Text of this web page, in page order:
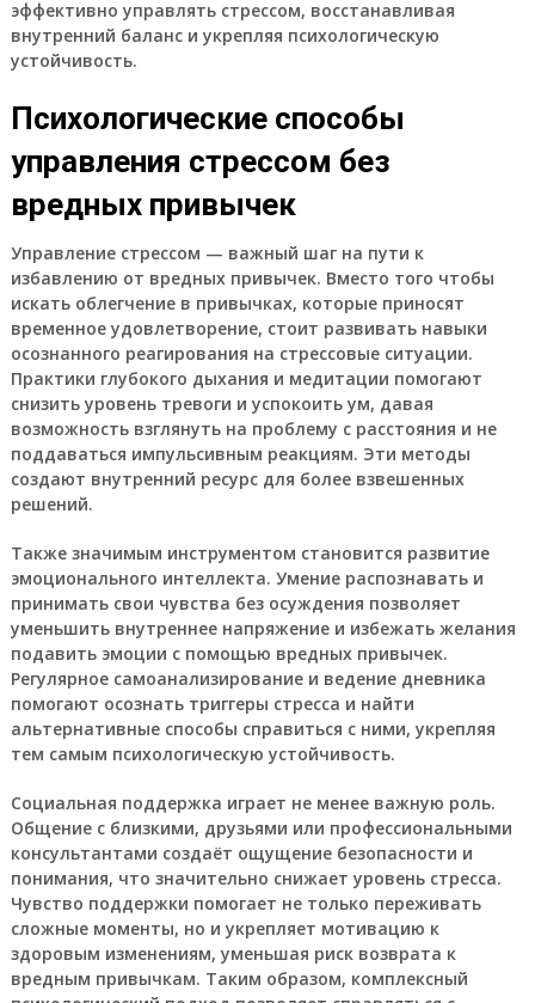
эффективно управлять стрессом, восстанавливая
внутренний баланс и укрепляя психологическую
устойчивость.
Психологические способы
управления стрессом без
вредных привычек
Управление стрессом — важный шаг на пути к
избавлению от вредных привычек. Вместо того чтобы
искать облегчение в привычках, которые приносят
временное удовлетворение, стоит развивать навыки
осознанного реагирования на стрессовые ситуации.
Практики глубокого дыхания и медитации помогают
снизить уровень тревоги и успокоить ум, давая
возможность взглянуть на проблему с расстояния и не
поддаваться импульсивным реакциям. Эти методы
создают внутренний ресурс для более взвешенных
решений.
Также значимым инструментом становится развитие
эмоционального интеллекта. Умение распознавать и
принимать свои чувства без осуждения позволяет
уменьшить внутреннее напряжение и избежать желания
подавить эмоции с помощью вредных привычек.
Регулярное самоанализирование и ведение дневника
помогают осознать триггеры стресса и найти
альтернативные способы справиться с ними, укрепляя
тем самым психологическую устойчивость.
Социальная поддержка играет не менее важную роль.
Общение с близкими, друзьями или профессиональными
консультантами создаёт ощущение безопасности и
понимания, что значительно снижает уровень стресса.
Чувство поддержки помогает не только переживать
сложные моменты, но и укрепляет мотивацию к
здоровым изменениям, уменьшая риск возврата к
вредным привычкам. Таким образом, комплексный